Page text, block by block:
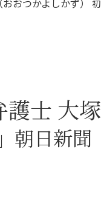
おつかよしかず） 初
士 大塚
朝日新聞